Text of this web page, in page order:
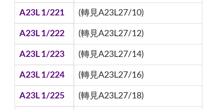
A23L 1/221 (轉見A23L27/10)
A23L 1/222 (轉見A23L27/12)
A23L 1/223 (轉見A23L27/14)
A23L 1/224 (轉見A23L27/16)
A23L 1/225 (轉見A23L27/18)